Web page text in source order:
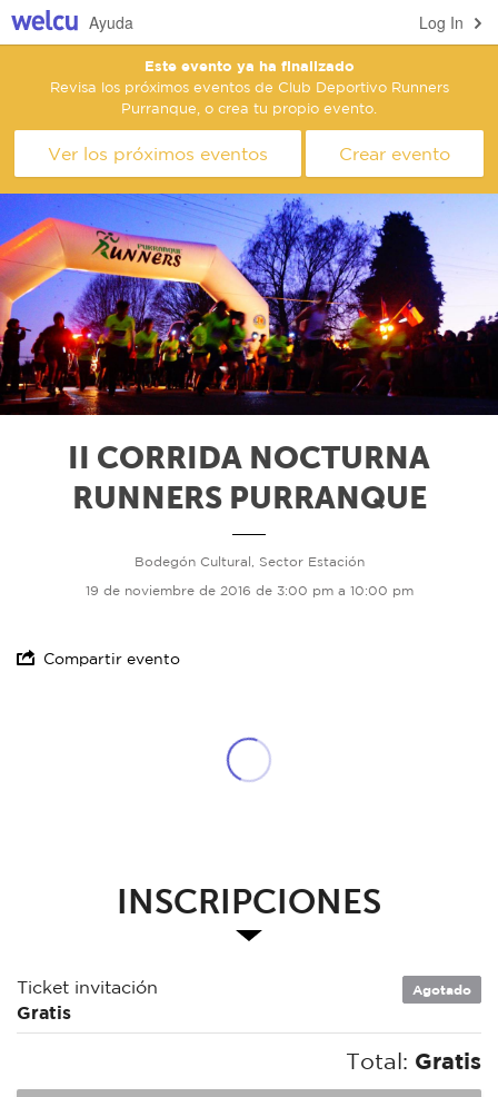
Log In
Ayuda
Este evento ya ha finalizado
Revisa los próximos eventos de Club Deportivo Runners
Purranque, o crea tu propio evento.
Ver los próximos eventos Crear evento
II CORRIDA NOCTURNA
RUNNERS PURRANQUE
Bodegón Cultural, Sector Estación
19 de noviembre de 2016 de 3:00 pm a 10:00 pm
Compartir evento
INSCRIPCIONES
Ticket invitación
Gratis
Agotado
Total: Gratis